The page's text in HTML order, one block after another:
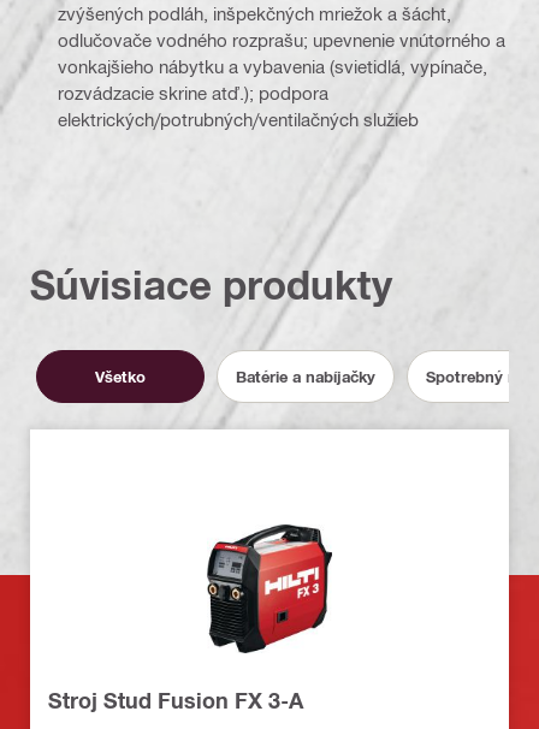
zvýšených podláh, inšpekčných mriežok a šácht,
odlučovače vodného rozprašu; upevnenie vnútorného a
vonkajšieho nábytku a vybavenia (svietidlá, vypínače,
rozvádzacie skrine atď.); podpora
elektrických/potrubných/ventilačných služieb
Súvisiace produkty
Všetko Batérie a nabíjačky Spotrebný
Stroj Stud Fusion FX 3-A